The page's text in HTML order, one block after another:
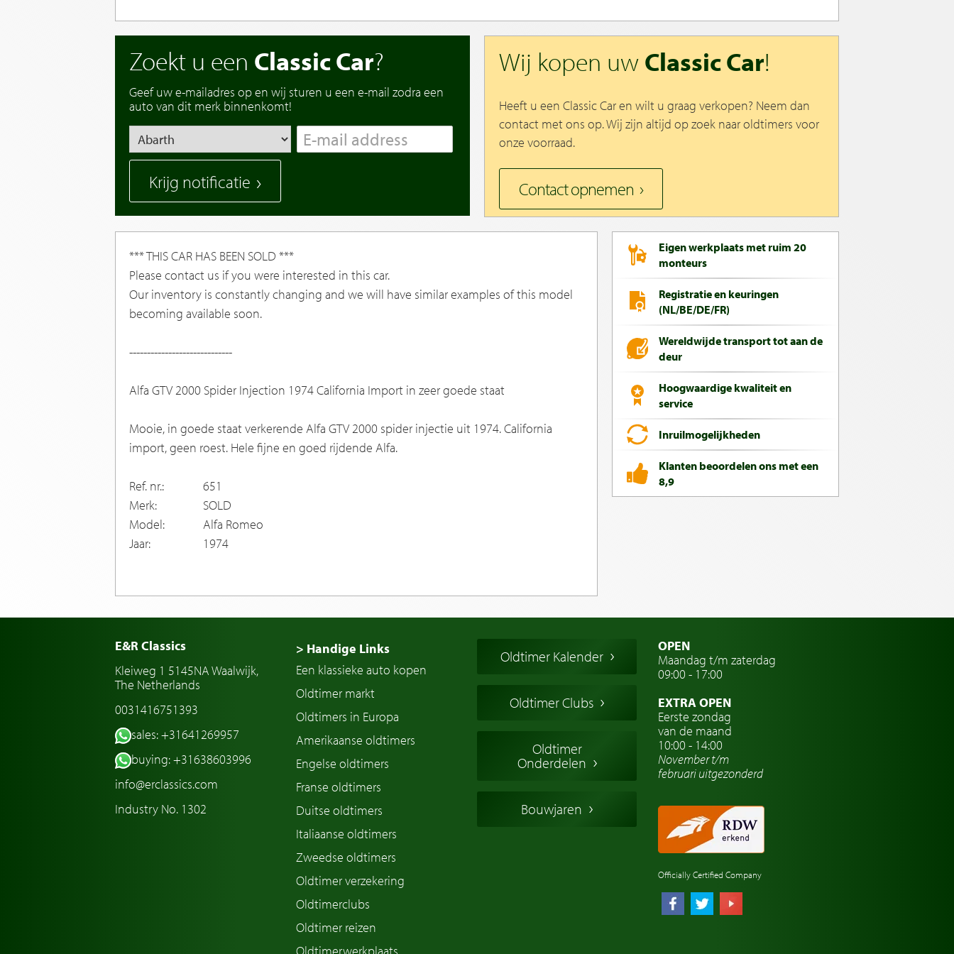
Zoekt u een Classic Car?
Geef uw e-mailadres op en wij sturen u een e-mail zodra een
auto van dit merk binnenkomt!
Krijg notificatie
Wij kopen uwClassic Car!
Heeft u een Classic Car en wilt u graag verkopen? Neem dan
contact met ons op. Wij zijn altijd op zoek naar oldtimers voor
onze voorraad.
Contact opnemen
*** THIS CAR HAS BEEN SOLD ***
Please contact us if you were interested in this car.
Our inventory is constantly changing and we will have similar examples of this model
becoming available soon.
-----------------------------
Alfa GTV 2000 Spider Injection 1974 California Import in zeer goede staat
Mooie, in goede staat verkerende Alfa GTV 2000 spider injectie uit 1974. California
import, geen roest. Hele fijne en goed rijdende Alfa.
Ref. nr.:
651
Merk:
SOLD
Model:
Alfa Romeo
Jaar:
1974
Eigen werkplaats met ruim 20
monteurs
Registratie en keuringen
(NL/BE/DE/FR)
Wereldwijde transport tot aan de
deur
Hoogwaardige kwaliteit en
service
Inruilmogelijkheden
Klanten beoordelen ons met een
8,9
E&R Classics
Kleiweg 1 5145NA Waalwijk,
The Netherlands
0031416751393
sales: +31641269957
buying: +31638603996
info@erclassics.com
Industry No. 1302
> Handige Links
Een klassieke auto kopen
Oldtimer markt
Oldtimers in Europa
Amerikaanse oldtimers
Engelse oldtimers
Franse oldtimers
Duitse oldtimers
Italiaanse oldtimers
Zweedse oldtimers
Oldtimer verzekering
Oldtimerclubs
Oldtimer reizen
Oldtimer Kalender
Oldtimer Clubs
Oldtimer
Onderdelen
Bouwjaren
OPEN
Maandag t/m zaterdag
09:00 - 17:00
EXTRA OPEN
Eerste zondag
van de maand
10:00 - 14:00
November t/m
februariuitgezonderd
Officially Certified Company